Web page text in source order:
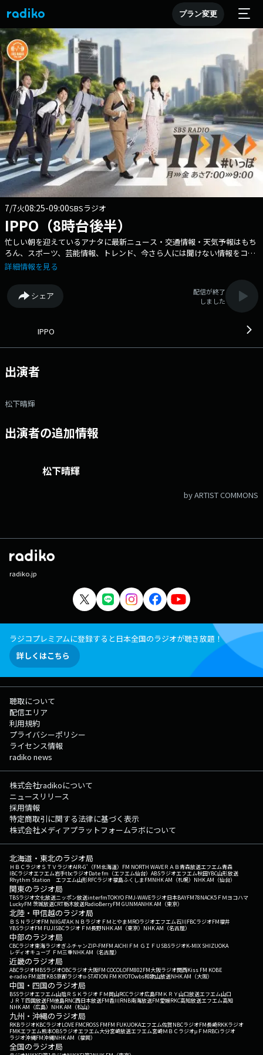
プラン変更
7/7火08:25-09:00SBSラジオ
IPPO（8時台後半）
忙しい朝を迎えているアナタに最新ニュース・交通情報・天気予報はもち
ろん、スポーツ、芸能情報、トレンド、今さら人には聞けない情報をコン
パクトに紹介！IPPOを聞いて、昨日より今日の自分をちょっとだけアップ
話、知らないと恥ずかしいトピック、 当たり前過ぎて、周りには聞き辛
い情報を丁寧にお伝えしていきます！ ▼08:25＜IPPOセレクション
＞ ゲストコーナー：トレンド、グルメ、ファッション、健康。 忙しい
ージ：http://www.at-s.com/sbsradio/program/ippo/ 番組公式 X：
https://forms.gle/okTndMjo6oc5TCD7A
詳細情報を見る
シェア
配信が終了
しました
IPPO
出演者
松下晴輝
出演者の追加情報
松下晴輝
by ARTIST COMMONS
radiko.jp
ラジコプレミアムに登録すると日本全国のラジオが聴き放題！
詳しくはこちら
聴取について
配信エリア
利用規約
プライバシーポリシー
ライセンス情報
radiko news
株式会社radikoについて
ニュースリリース
採用情報
特定商取引に関する法律に基づく表示
株式会社メディアプラットフォームラボについて
北海道・東北のラジオ局
ＨＢＣラジオＳＴＶラジオAIR-G'（FM北海道） FM NORTH WAVEＲＡＢ青森放送エフエム青森
IBCラジオエフエム岩手tbcラジオDate fm（エフエム仙台） ABSラジオエフエム秋田YBC山形放送
Rhythm Station エフエム山形RFCラジオ福島ふくしまFMNHK AM（札幌） NHK AM（仙台）
関東のラジオ局
TBSラジオ文化放送ニッポン放送interfmTOKYO FMJ-WAVEラジオ日本BAYFM78NACK5 ＦＭヨコハマ
LuckyFM 茨城放送CRT栃木放送RadioBerryFM GUNMANHK AM（東京）
北陸・甲信越のラジオ局
ＢＳＮラジオFM NIIGATAＫＮＢラジオ ＦＭとやまMROラジオエフエム石川FBCラジオFM福井
YBSラジオFM FUJISBCラジオ ＦＭ長野NHK AM（東京） NHK AM（名古屋）
中部のラジオ局
CBCラジオ東海ラジオぎふチャンZIP-FMFM AICHI ＦＭ ＧＩＦＵ SBSラジオK-MIX SHIZUOKA
レディオキューブ ＦＭ三重NHK AM（名古屋）
近畿のラジオ局
ABCラジオMBSラジオOBCラジオ大阪FM COCOLOFM802FM大阪ラジオ関西Kiss FM KOBE
e-radio FM滋賀KBS京都ラジオα-STATION FM KYOTOwbs和歌山放送NHK AM（大阪）
中国・四国のラジオ局
BSSラジオエフエム山陰ＲＳＫラジオ ＦＭ岡山RCCラジオ広島FM ＫＲＹ山口放送エフエム山口
ＪＲＴ四国放送FM徳島RNC西日本放送FM香川RNB南海放送FM愛媛RKC高知放送エフエム高知
NHK AM（広島） NHK AM（松山）
九州・沖縄のラジオ局
RKBラジオKBCラジオLOVE FMCROSS FMFM FUKUOKAエフエム佐賀NBCラジオFM長崎RKKラジオ
FMKエフエム熊本OBSラジオエフエム大分宮崎放送エフエム宮崎ＭＢＣラジオμＦＭRBCiラジオ
ラジオ沖縄FM沖縄NHK AM（福岡）
全国のラジオ局